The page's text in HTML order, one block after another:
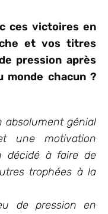
ces victoires en
et vos titres
pression après
monde chacun ?
absolument génial
une motivation
décidé à faire de
trophées à la
de pression en